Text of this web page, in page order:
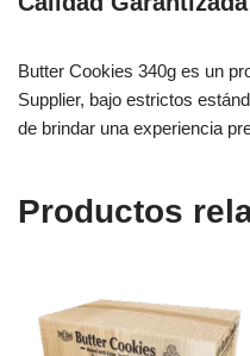
Butter Cookies 340g es un
Supplier, bajo estrictos
de brindar una experiencia
Productos